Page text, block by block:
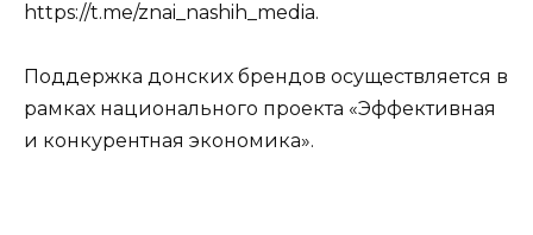
https://t.me/znai_nashih_media.
Поддержка донских брендов осуществляется в
рамках национального проекта «Эффективная
и конкурентная экономика».